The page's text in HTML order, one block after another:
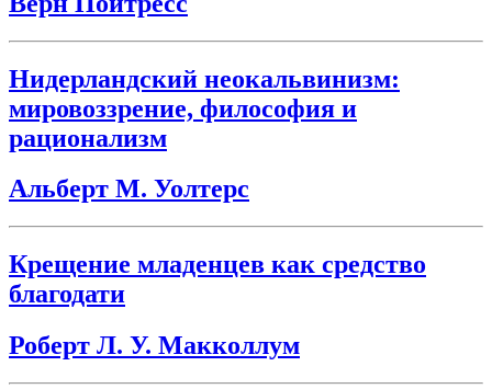
Нидерландский неокальвинизм:
мировоззрение, философия и
рационализм
Альберт М. Уолтерс
Крещение младенцев как средство
благодати
Роберт Л. У. Макколлум